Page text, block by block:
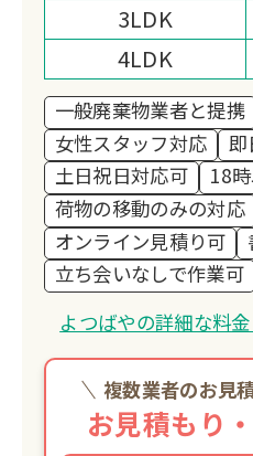
3LDK
4LDK
一般廃棄物業者と提携
女性スタッフ対応
即
土日祝日対応可
18
荷物の移動のみの対応
オンライン見積り可
立ち会いなしで作業可
よつばやの詳細な料
複数業者のお見
お見積もり